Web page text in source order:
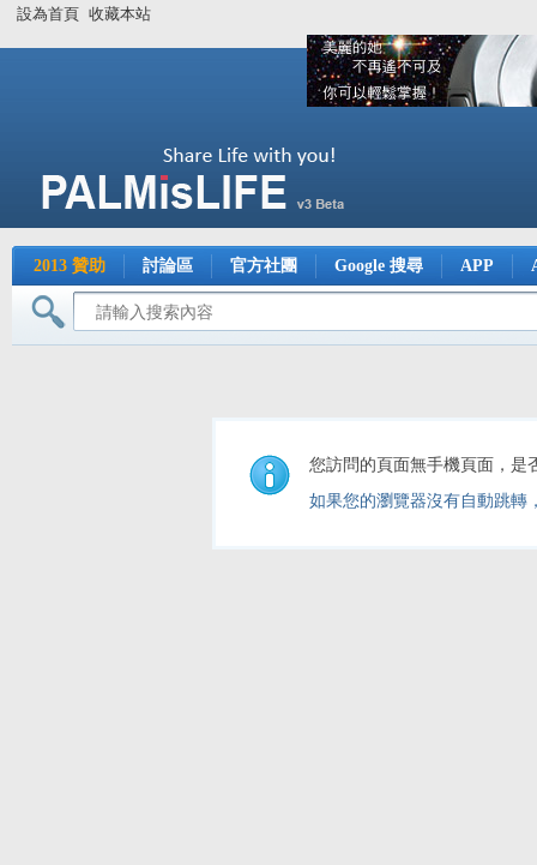
設為首頁 收藏本站
2013 贊助 討論區 官方社團 Google 搜尋 APP
您訪問的頁面無手機頁面，是
如果您的瀏覽器沒有自動跳轉